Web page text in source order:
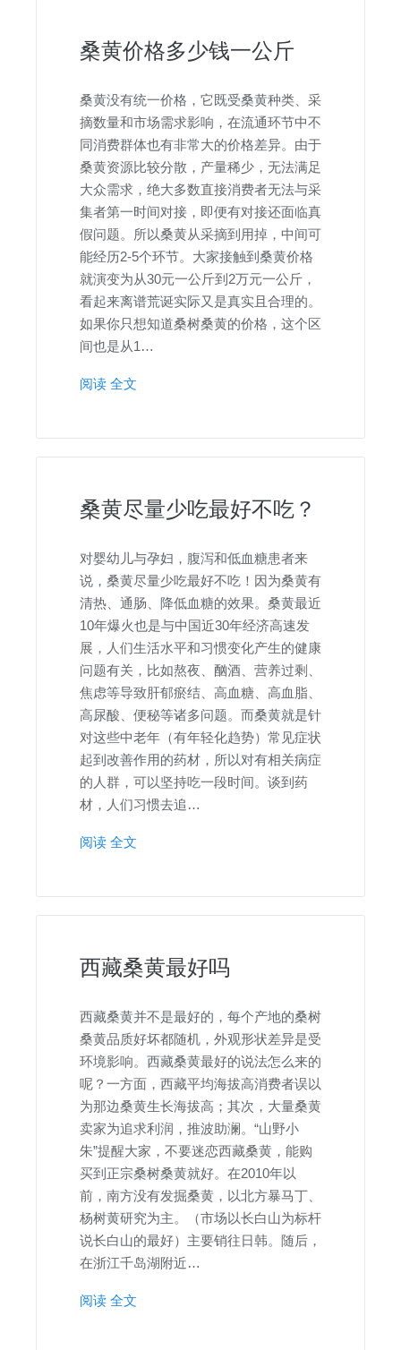
桑黄价格多少钱一公斤
桑黄没有统一价格，它既受桑黄种类、采
摘数量和市场需求影响，在流通环节中不
同消费群体也有非常大的价格差异。由于
桑黄资源比较分散，产量稀少，无法满足
大众需求，绝大多数直接消费者无法与采
集者第一时间对接，即便有对接还面临真
假问题。所以桑黄从采摘到用掉，中间可
能经历2-5个环节。大家接触到桑黄价格
就演变为从30元一公斤到2万元一公斤，
看起来离谱荒诞实际又是真实且合理的。
如果你只想知道桑树桑黄的价格，这个区
间也是从1…
阅读 全文
桑黄尽量少吃最好不吃？
对婴幼儿与孕妇，腹泻和低血糖患者来
说，桑黄尽量少吃最好不吃！因为桑黄有
清热、通肠、降低血糖的效果。桑黄最近
10年爆火也是与中国近30年经济高速发
展，人们生活水平和习惯变化产生的健康
问题有关，比如熬夜、酗酒、营养过剩、
焦虑等导致肝郁瘀结、高血糖、高血脂、
高尿酸、便秘等诸多问题。而桑黄就是针
对这些中老年（有年轻化趋势）常见症状
起到改善作用的药材，所以对有相关病症
的人群，可以坚持吃一段时间。谈到药
材，人们习惯去追…
阅读 全文
西藏桑黄最好吗
西藏桑黄并不是最好的，每个产地的桑树
桑黄品质好坏都随机，外观形状差异是受
环境影响。西藏桑黄最好的说法怎么来的
呢？一方面，西藏平均海拔高消费者误以
为那边桑黄生长海拔高；其次，大量桑黄
卖家为追求利润，推波助澜。“山野小
朱”提醒大家，不要迷恋西藏桑黄，能购
买到正宗桑树桑黄就好。在2010年以
前，南方没有发掘桑黄，以北方暴马丁、
杨树黄研究为主。（市场以长白山为标杆
说长白山的最好）主要销往日韩。随后，
在浙江千岛湖附近…
阅读 全文